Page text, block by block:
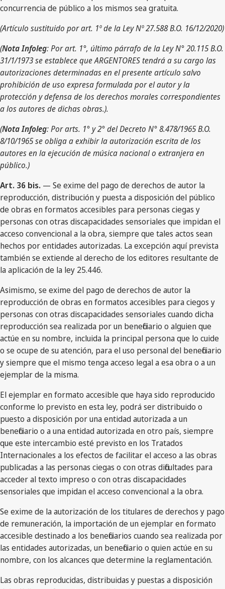
concurrencia de público a los mismos sea gratuita.
(Artículo sustituido por art. 1º de la Ley Nº 27.588 B.O. 16/12/2020)
(Nota Infoleg: Por art. 1°, último párrafo de la Ley N° 20.115 B.O.
31/1/1973 se establece que ARGENTORES tendrá a su cargo las
autorizaciones determinadas en el presente artículo salvo
prohibición de uso expresa formulada por el autor y la
protección y defensa de los derechos morales correspondientes
a los autores de dichas obras.).
(Nota Infoleg: Por arts. 1° y 2° del Decreto N° 8.478/1965 B.O.
8/10/1965 se obliga a exhibir la autorización escrita de los
autores en la ejecución de música nacional o extranjera en
público.)
Art. 36 bis. — Se exime del pago de derechos de autor la
reproducción, distribución y puesta a disposición del público
de obras en formatos accesibles para personas ciegas y
personas con otras discapacidades sensoriales que impidan el
acceso convencional a la obra, siempre que tales actos sean
hechos por entidades autorizadas. La excepción aquí prevista
también se extiende al derecho de los editores resultante de
la aplicación de la ley 25.446.
Asimismo, se exime del pago de derechos de autor la
reproducción de obras en formatos accesibles para ciegos y
personas con otras discapacidades sensoriales cuando dicha
reproducción sea realizada por un beneficiario o alguien que
actúe en su nombre, incluida la principal persona que lo cuide
o se ocupe de su atención, para el uso personal del beneficiario
y siempre que el mismo tenga acceso legal a esa obra o a un
ejemplar de la misma.
El ejemplar en formato accesible que haya sido reproducido
conforme lo previsto en esta ley, podrá ser distribuido o
puesto a disposición por una entidad autorizada a un
beneficiario o a una entidad autorizada en otro país, siempre
que este intercambio esté previsto en los Tratados
Internacionales a los efectos de facilitar el acceso a las obras
publicadas a las personas ciegas o con otras dificultades para
acceder al texto impreso o con otras discapacidades
sensoriales que impidan el acceso convencional a la obra.
Se exime de la autorización de los titulares de derechos y pago
de remuneración, la importación de un ejemplar en formato
accesible destinado a los beneficiarios cuando sea realizada por
las entidades autorizadas, un beneficiario o quien actúe en su
nombre, con los alcances que determine la reglamentación.
Las obras reproducidas, distribuidas y puestas a disposición